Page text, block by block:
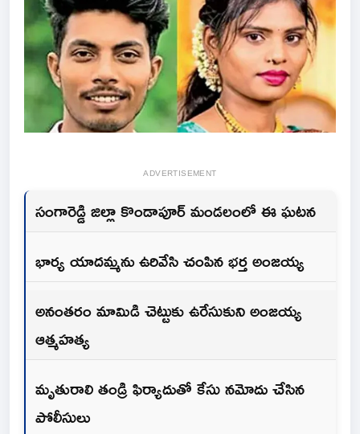
ADVERTISEMENT
సంగారెడ్డి జిల్లా కొండాపూర్ మండలంలో ఈ ఘటన
భార్య యాదమ్మను ఉరివేసి చంపిన భర్త అంజయ్య
అనంతరం మామిడి చెట్టుకు ఉరేసుకుని అంజయ్య
ఆత్మహత్య
మృతురాలి తండ్రి ఫిర్యాదుతో కేసు నమోదు చేసిన
పోలీసులు